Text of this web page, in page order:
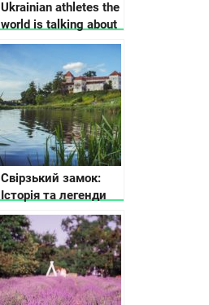
Ukrainian athletes the
world is talking about
Свірзький замок:
Історія та легенди